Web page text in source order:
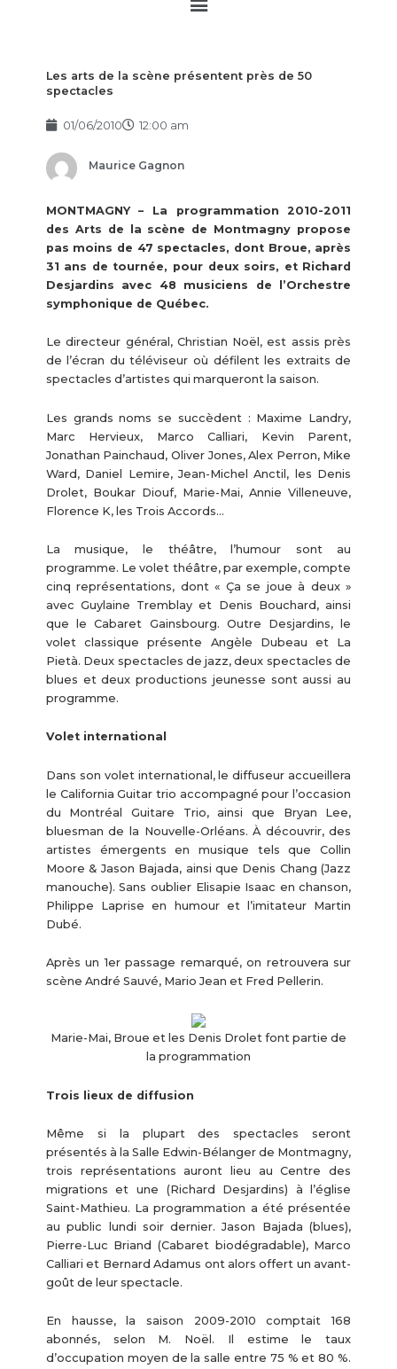
Les arts de la scène présentent près de 50
spectacles
01/06/2010 12:00 am
Maurice Gagnon
MONTMAGNY – La programmation 2010-2011
des Arts de la scène de Montmagny propose
pas moins de 47 spectacles, dont Broue, après
31 ans de tournée, pour deux soirs, et Richard
Desjardins avec 48 musiciens de l’Orchestre
symphonique de Québec.
Le directeur général, Christian Noël, est assis près
de l’écran du téléviseur où défilent les extraits de
spectacles d’artistes qui marqueront la saison.
Les grands noms se succèdent : Maxime Landry,
Marc Hervieux, Marco Calliari, Kevin Parent,
Jonathan Painchaud, Oliver Jones, Alex Perron, Mike
Ward, Daniel Lemire, Jean-Michel Anctil, les Denis
Drolet, Boukar Diouf, Marie-Mai, Annie Villeneuve,
Florence K, les Trois Accords…
La musique, le théâtre, l’humour sont au
programme. Le volet théâtre, par exemple, compte
cinq représentations, dont « Ça se joue à deux »
avec Guylaine Tremblay et Denis Bouchard, ainsi
que le Cabaret Gainsbourg. Outre Desjardins, le
volet classique présente Angèle Dubeau et La
Pietà. Deux spectacles de jazz, deux spectacles de
blues et deux productions jeunesse sont aussi au
programme.
Volet international
Dans son volet international, le diffuseur accueillera
le California Guitar trio accompagné pour l’occasion
du Montréal Guitare Trio, ainsi que Bryan Lee,
bluesman de la Nouvelle-Orléans. À découvrir, des
artistes émergents en musique tels que Collin
Moore & Jason Bajada, ainsi que Denis Chang (Jazz
manouche). Sans oublier Elisapie Isaac en chanson,
Philippe Laprise en humour et l’imitateur Martin
Dubé.
Après un 1er passage remarqué, on retrouvera sur
scène André Sauvé, Mario Jean et Fred Pellerin.
Marie-Mai, Broue et les Denis Drolet font partie de
la programmation
Trois lieux de diffusion
Même si la plupart des spectacles seront
présentés à la Salle Edwin-Bélanger de Montmagny,
trois représentations auront lieu au Centre des
migrations et une (Richard Desjardins) à l’église
Saint-Mathieu. La programmation a été présentée
au public lundi soir dernier. Jason Bajada (blues),
Pierre-Luc Briand (Cabaret biodégradable), Marco
Calliari et Bernard Adamus ont alors offert un avant-
goût de leur spectacle.
En hausse, la saison 2009-2010 comptait 168
abonnés, selon M. Noël. Il estime le taux
d’occupation moyen de la salle entre 75 % et 80 %.